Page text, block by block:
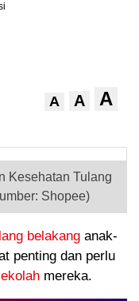
A A A
Kesehatan Tulang
Shopee)
belakang anak-
penting dan perlu
mereka.